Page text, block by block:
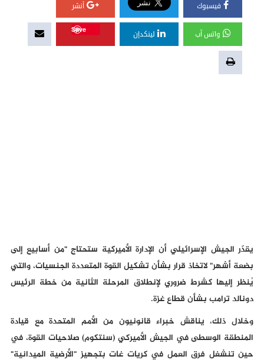
فيسبوك أنشر
واتس آب لينكدإن
Save
يقدّر الجيش الإسرائيلي أن الإدارة الأميركية ستحتاج "من أسابيع إلى
بضعة أشهر" لاتخاذ قرار بشأن تشكيل القوة المتعددة الجنسيات، والتي
يُنظر إليها كشرط ضروري لإنطلاق المرحلة الثانية من خطة الرئيس
دونالد ترامب بشأن قطاع غزة.
وخلال ذلك، يناقش خبراء قانونيون من الأمم المتحدة مع قيادة
المنطقة الوسطى في الجيش الأميركي (سنتكوم) صلاحيات القوة، في
حين تنشغل فرق العمل في كريات غات بتجهيز "الأرضية الميدانية"